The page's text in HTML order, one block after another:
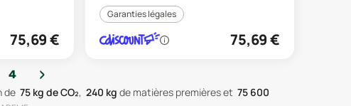
75,69€
Garanties légales
75,69€
4 ›
de 75 kg de CO₂, 240 kg de matières premièreset 75 600